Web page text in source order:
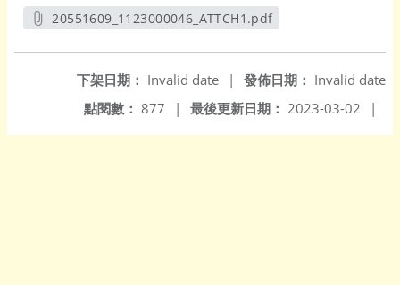
20551609_1123000046_ATTCH1.pdf
發佈日期： Invalid date
下架日期： Invalid date
|
最後更新日期： 2023-03-02 |
點閱數： 877 |